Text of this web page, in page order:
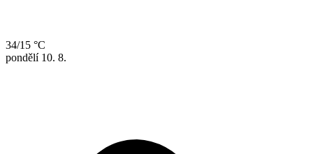
34/15 °C
pondělí 10. 8.